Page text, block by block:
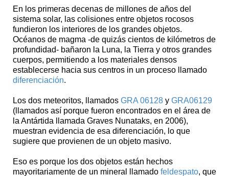
En los primeras decenas de millones de años del
sistema solar, las colisiones entre objetos rocosos
fundieron los interiores de los grandes objetos.
Océanos de magma -de quizás cientos de kilómetros de
profundidad- bañaron la Luna, la Tierra y otros grandes
cuerpos, permitiendo a los materiales densos
establecerse hacia sus centros in un proceso llamado
diferenciación.
Los dos meteoritos, llamados GRA 06128 y GRA06129
(llamados así porque fueron encontrados en el área de
la Antártida llamada Graves Nunataks, en 2006),
muestran evidencia de esa diferenciación, lo que
sugiere que provienen de un objeto masivo.
Eso es porque los dos objetos están hechos
mayoritariamente de un mineral llamado feldespato, que